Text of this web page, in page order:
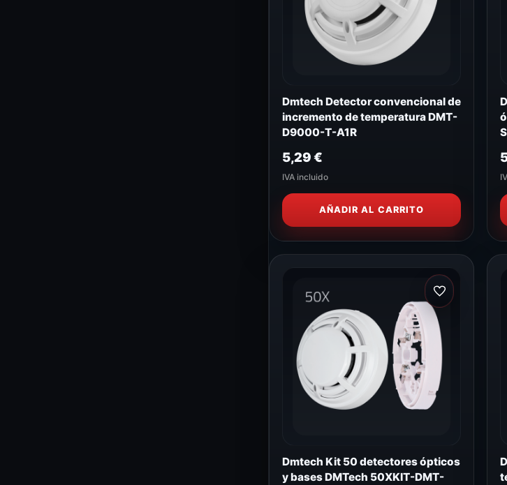
Dmtech Detector convencional de
incremento de temperatura DMT-
D9000-T-A1R
5,29€
IVA incluido
AÑADIR AL CARRITO
Dmtech Kit 50 detectores ópticos
y bases DMTech 50XKIT-DMT-